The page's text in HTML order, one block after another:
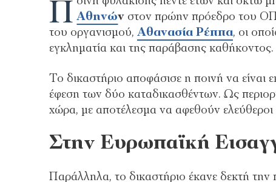
Π Αθηνών στον πρώην πρόεδρο του
του οργανισμού, Αθανασία Ρέππα, οι
εγκληματία και της παράβασης καθήκοντος.
Το δικαστήριο αποφάσισε η ποινή να είναι
έφεση των δύο καταδικασθέντων. Ως
χώρα, με αποτέλεσμα να αφεθούν
Στην Ευρωπαϊκή
Παράλληλα, το δικαστήριο έκανε δεκτή την